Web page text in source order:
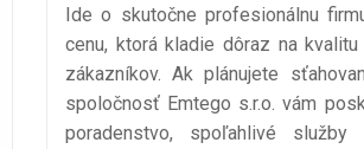
Ide o skutočne profesionálnu
cenu, ktorá kladie dôraz na
zákazníkov. Ak plánujete
spoločnosť Emtego s.r.o. vám
poradenstvo, spoľahlivé služby